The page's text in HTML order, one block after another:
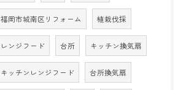
福岡市城南区リフォーム 植栽伐採
レンジフード 台所 キッチン換気扇
キッチンレンジフード 台所換気扇